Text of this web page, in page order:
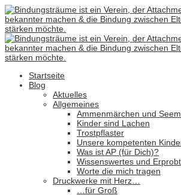
Startseite
Blog
Aktuelles
Allgemeines
Ammenmärchen und
Kinder sind Lachen
Trostpflaster
Unsere kompetenten
Was ist AP (für Dich)?
Wissenswertes und
Worte die mich tragen
Druckwerke mit Herz…
…für Groß